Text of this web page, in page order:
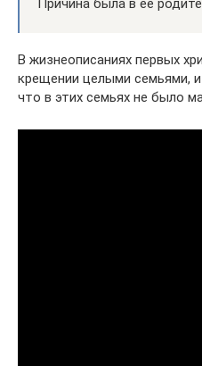
Причина была в ее
В жизнеописаниях первых
крещении целыми семьями,
что в этих семьях не было